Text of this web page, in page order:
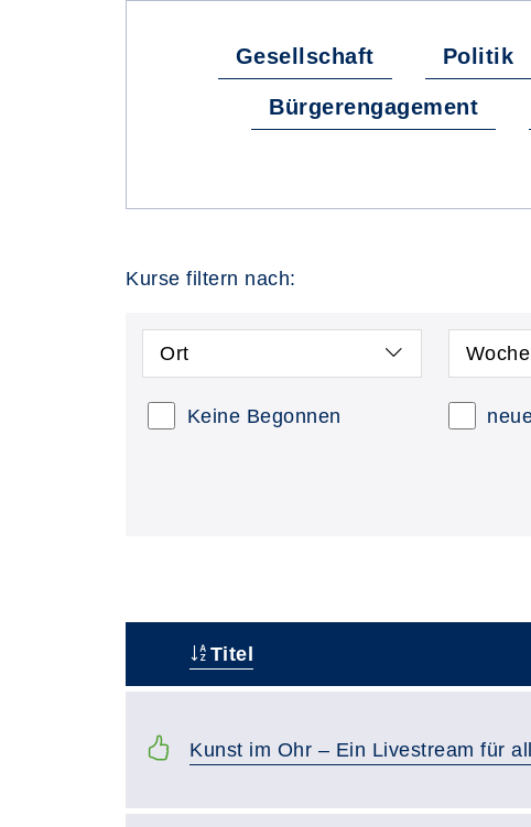
Gesellschaft Politik
Bürgerengagement
Kurse filtern nach:
Ort
Keine Begonnen
Titel
Kunst im Ohr – Ein Livestream für